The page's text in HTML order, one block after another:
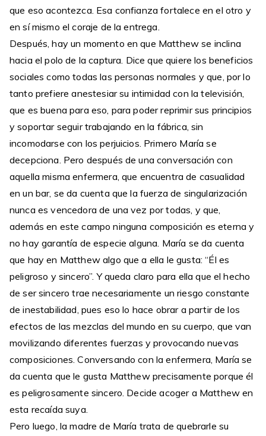
que eso acontezca. Esa confianza fortalece en el otro y
en sí mismo el coraje de la entrega.
Después, hay un momento en que Matthew se inclina
hacia el polo de la captura. Dice que quiere los beneficios
sociales como todas las personas normales y que, por lo
tanto prefiere anestesiar su intimidad con la televisión,
que es buena para eso, para poder reprimir sus principios
y soportar seguir trabajando en la fábrica, sin
incomodarse con los perjuicios. Primero María se
decepciona. Pero después de una conversación con
aquella misma enfermera, que encuentra de casualidad
en un bar, se da cuenta que la fuerza de singularización
nunca es vencedora de una vez por todas, y que,
además en este campo ninguna composición es eterna y
no hay garantía de especie alguna. María se da cuenta
que hay en Matthew algo que a ella le gusta: “Él es
peligroso y sincero”. Y queda claro para ella que el hecho
de ser sincero trae necesariamente un riesgo constante
de inestabilidad, pues eso lo hace obrar a partir de los
efectos de las mezclas del mundo en su cuerpo, que van
movilizando diferentes fuerzas y provocando nuevas
composiciones. Conversando con la enfermera, María se
da cuenta que le gusta Matthew precisamente porque él
es peligrosamente sincero. Decide acoger a Matthew en
esta recaída suya.
Pero luego, la madre de María trata de quebrarle su